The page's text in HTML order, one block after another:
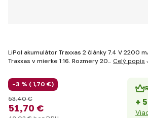
LiPol akumulátor Traxxas 2 články 7.4 V 2200
Traxxas v mierke 1:16. Rozmery 20… Celý popis
-3 % (1,70 €)
51,70 €
53,40 € +